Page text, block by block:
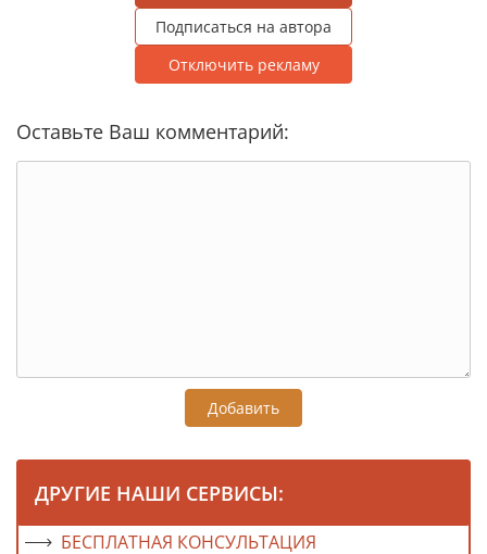
Подписаться на автора
Отключить рекламу
Оставьте Ваш комментарий:
Добавить
ДРУГИЕ НАШИ СЕРВИСЫ:
БЕСПЛАТНАЯ КОНСУЛЬТАЦИЯ